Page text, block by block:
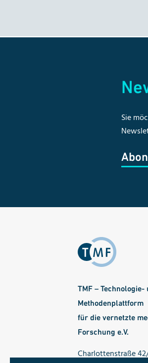
Sie
TMF – Technologie-
Methodenplattform
für die vernetzte
Forschung e.V.
Charlottenstraße